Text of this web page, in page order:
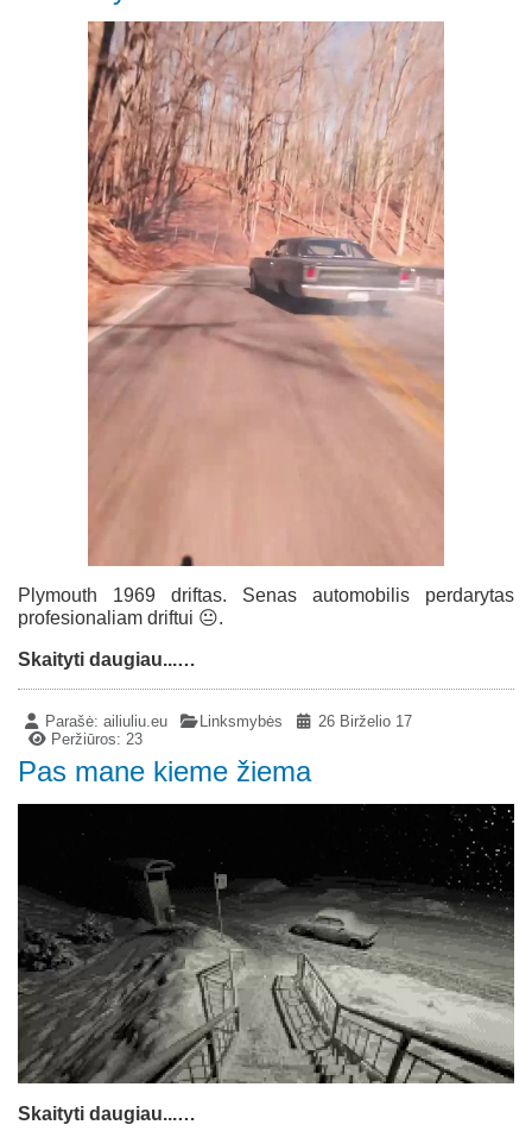
Plymouth 1969 driftas. Senas automobilis perdarytas
profesionaliam driftui 😐.
Skaityti daugiau...…
Parašė:ailiuliu.eu Linksmybės
26 Birželio 17
Peržiūros: 23
Pas mane kieme žiema
Skaityti daugiau...…